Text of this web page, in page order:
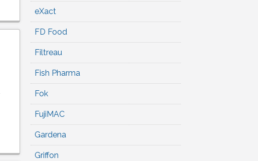
eXact
FD Food
Filtreau
Fish Pharma
Fok
FujiMAC
Gardena
Griffon